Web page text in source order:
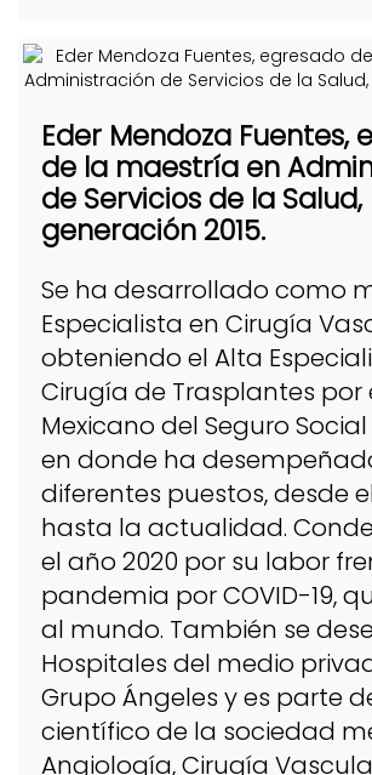
Eder Mendoza Fuentes,
de la maestría en
de Servicios de la Salud,
generación 2015.
Se ha desarrollado como
Especialista en Cirugía
obteniendo el Alta
Cirugía de Trasplantes por
Mexicano del Seguro Social
en donde ha
diferentes puestos, desde
hasta la actualidad.
el año 2020 por su labor
pandemia por COVID-19,
al mundo. También se
Hospitales del medio
Grupo Ángeles y es parte
científico de la sociedad
Angiología, Cirugía